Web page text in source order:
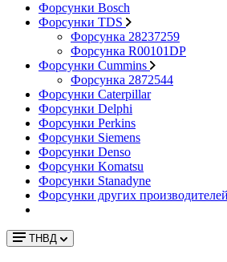
Форсунки Bosch
Форсунки TDS
Форсунка 28237259
Форсунка R00101DP
Форсунки Cummins
Форсунка 2872544
Форсунки Caterpillar
Форсунки Delphi
Форсунки Perkins
Форсунки Siemens
Форсунки Denso
Форсунки Komatsu
Форсунки Stanadyne
Форсунки других производителей
ТНВД